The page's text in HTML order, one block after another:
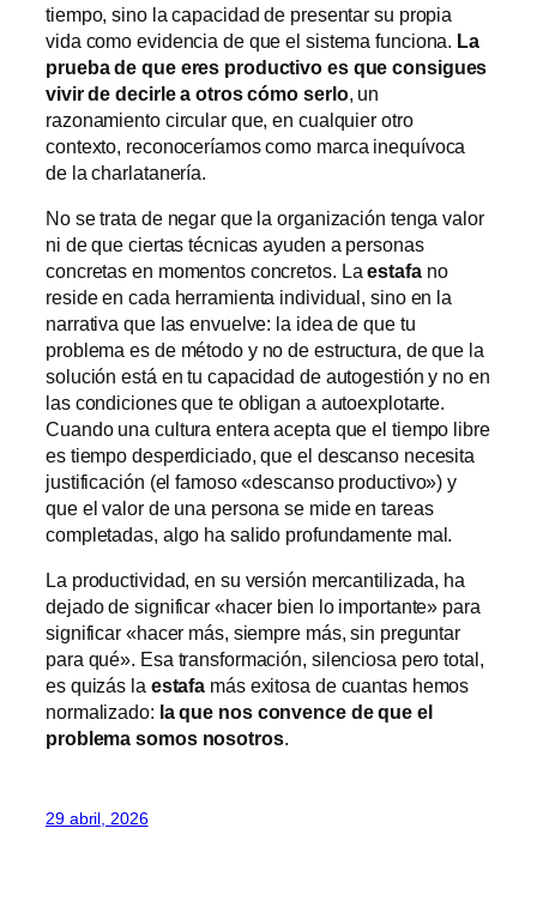
tiempo, sino la capacidad de presentar su propia
vida como evidencia de que el sistema funciona. La
prueba de que eres productivo es que consigues
vivir de decirle a otros cómo serlo, un
razonamiento circular que, en cualquier otro
contexto, reconoceríamos como marca inequívoca
de la charlatanería.
No se trata de negar que la organización tenga valor
ni de que ciertas técnicas ayuden a personas
concretas en momentos concretos. Laestafano
reside en cada herramienta individual, sino en la
narrativa que las envuelve: la idea de que tu
problema es de método y no de estructura, de que la
solución está en tu capacidad de autogestión y no en
las condiciones que te obligan a autoexplotarte.
Cuando una cultura entera acepta que el tiempo libre
es tiempo desperdiciado, que el descanso necesita
justificación (el famoso «descanso productivo») y
que el valor de una persona se mide en tareas
completadas, algo ha salido profundamente mal.
La productividad, en su versión mercantilizada, ha
dejado de significar «hacer bien lo importante» para
significar «hacer más, siempre más, sin preguntar
para qué». Esa transformación, silenciosa pero total,
es quizás la estafa más exitosa de cuantas hemos
normalizado: la que nos convence de que el
problema somos nosotros.
29 abril, 2026